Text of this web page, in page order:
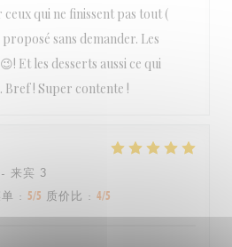
qui ne finissent pas tout (
sans demander. Les
Et les desserts aussi ce qui
Bref ! Super contente !
来宾 3
: 5/5 质价比 : 4/5